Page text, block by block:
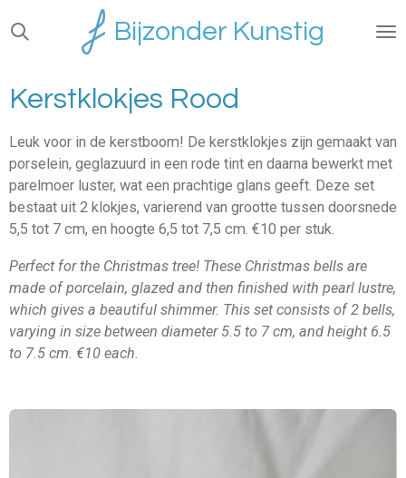
Ga
direct
hoofdinhoud
Bijzonder Kunstig
Kerstklokjes Rood
Leuk voor in de kerstboom! De kerstklokjes zijn gemaakt van
porselein, geglazuurd in een rode tint en daarna bewerkt met
parelmoer luster, wat een prachtige glans geeft. Deze set
bestaat uit 2 klokjes, varierend van grootte tussen doorsnede
5,5 tot 7 cm, en hoogte 6,5 tot 7,5 cm. €10 per stuk.
Perfect for the Christmas tree! These Christmas bells are
made of porcelain, glazed and then finished with pearl lustre,
which gives a beautiful shimmer. This set consists of 2 bells,
varying in size between diameter 5.5 to 7 cm, and height 6.5
to 7.5 cm. €10 each.